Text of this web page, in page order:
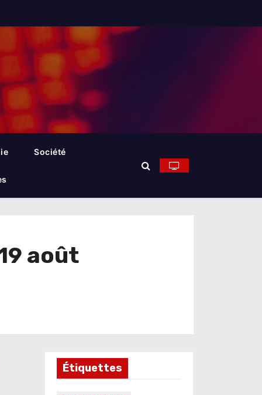
Société
août
Étiquettes